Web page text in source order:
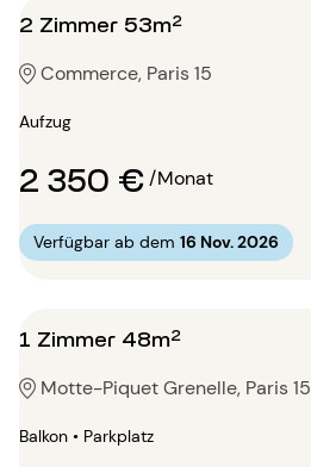
2 Zimmer 53m²
Commerce, Paris 15
Aufzug
2 350 €/Monat
Verfügbar ab dem 16 Nov. 2026
1 Zimmer 48m²
Motte-Piquet Grenelle, Paris 15
Balkon • Parkplatz